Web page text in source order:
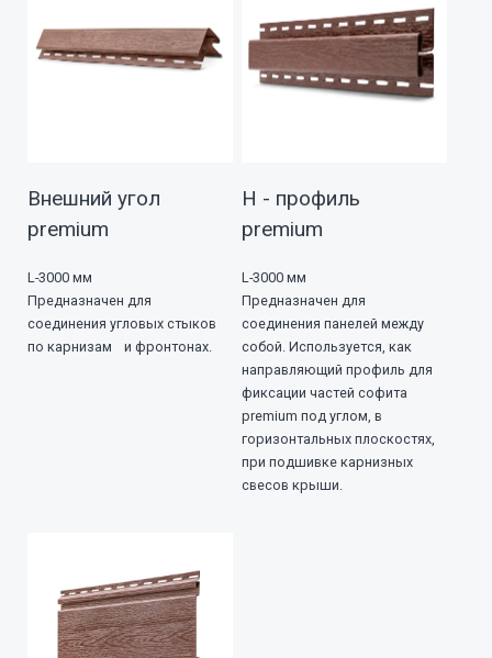
Внешний угол
premium
L-3000 мм
Предназначен для
соединения угловых стыков
по карнизам и фронтонах.
Н - профиль
premium
L-3000 мм
Предназначен для
соединения панелей между
собой. Используется, как
направляющий профиль для
фиксации частей софита
premium под углом, в
горизонтальных плоскостях,
при подшивке карнизных
свесов крыши.